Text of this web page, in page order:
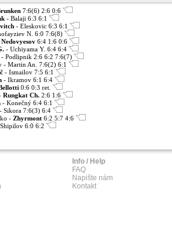
7:6(6) 2:6 0:6
- Balaji 6:3 6:1
- Eleskovic 6:3 6:1
N. 6:0 7:6(8)
Nedovyesov 6:4 1:6 0:6
- Uchiyama Y. 6:4 6:4
- Podlipnik 2:6 6:2 7:6(7)
- Martin An. 7:6(2) 6:1
- Ismailov 7:5 6:1
- Ikramov 6:1 6:4
0:6 0:3 ret.
Rungkat Ch. 2:6 1:6
- Konečný 6:4 6:1
- Sikora 7:6(3) 6:4
- Zhyrmont 6:2 5:7 4:6
6:0 6:2
Info / Help
FAQ
Napište nám
Kontakt